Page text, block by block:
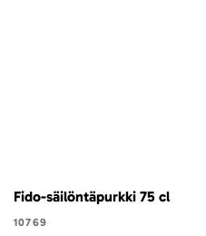
Fido-säilöntäpurkki 75 cl
10769